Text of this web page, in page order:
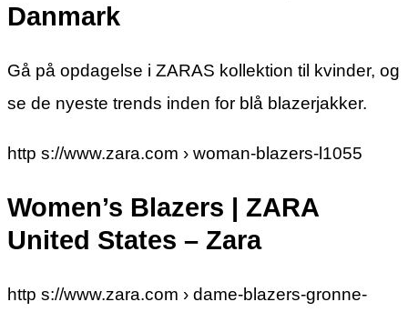
Danmark
Gå på opdagelse i ZARAS kollektion til kvinder, og
se de nyeste trends inden for blå blazerjakker.
http s://www.zara.com › woman-blazers-l1055
Women’s Blazers | ZARA
United States – Zara
http s://www.zara.com › dame-blazers-gronne-